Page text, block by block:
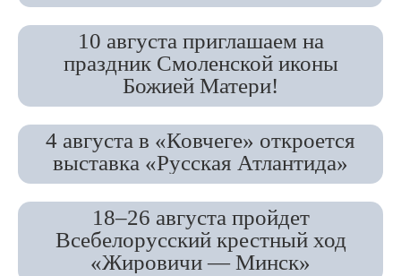
10 августа приглашаем на
праздник Смоленской иконы
Божией Матери!
4 августа в «Ковчеге» откроется
выставка «Русская Атлантида»
18–26 августа пройдет
Всебелорусский крестный ход
«Жировичи — Минск»